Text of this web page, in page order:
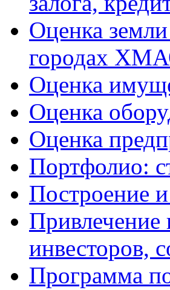
Оценка
городах
Оценка
Оценка
Оценка
Портфолио:
Построение
Привлечение
инвесторов,
Программа